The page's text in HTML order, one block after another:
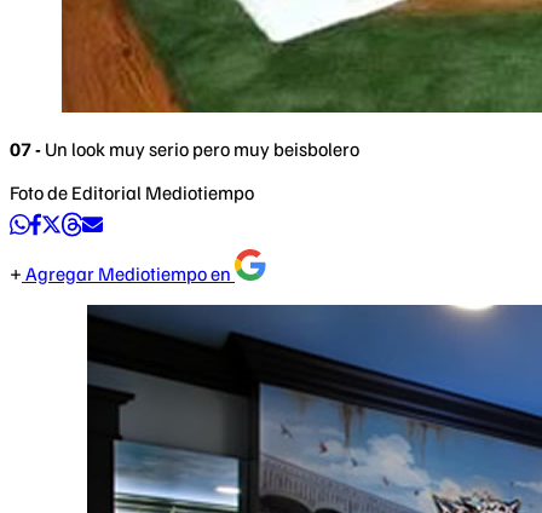
07 - Un look muy serio pero muy beisbolero
Foto de Editorial Mediotiempo
Agregar Mediotiempo en